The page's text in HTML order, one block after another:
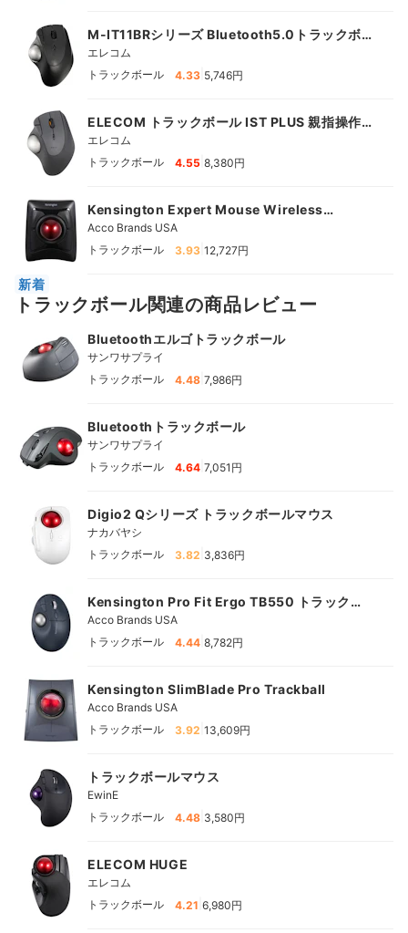
M-IT11BRシリーズ Bluetooth5.0トラックボー
ル "IST"5ボタン ベアリングモデル
エレコム
トラックボール
4.33 5,746円
ELECOM トラックボール IST PLUS 親指操作タ
イプ ボールローラー
エレコム
トラックボール
4.55 8,380円
Kensington Expert Mouse Wireless
Trackball
Acco Brands USA
トラックボール
3.93 12,727円
新着
トラックボール関連の商品レビュー
Bluetoothエルゴトラックボール
サンワサプライ
トラックボール
4.48 7,986円
Bluetoothトラックボール
サンワサプライ
トラックボール
4.64 7,051円
Digio2 Qシリーズ トラックボールマウス
ナカバヤシ
トラックボール
3.82 3,836円
Kensington Pro Fit Ergo TB550 トラックボ
ール
Acco Brands USA
トラックボール
4.44 8,782円
Kensington SlimBlade Pro Trackball
Acco Brands USA
トラックボール
3.92 13,609円
トラックボールマウス
EwinE
トラックボール
4.48 3,580円
ELECOM HUGE
エレコム
トラックボール
4.21 6,980円